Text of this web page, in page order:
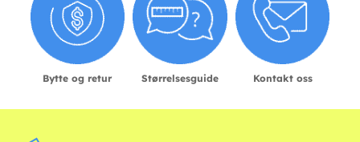
Bytte og retur Størrelsesguide Kontakt oss